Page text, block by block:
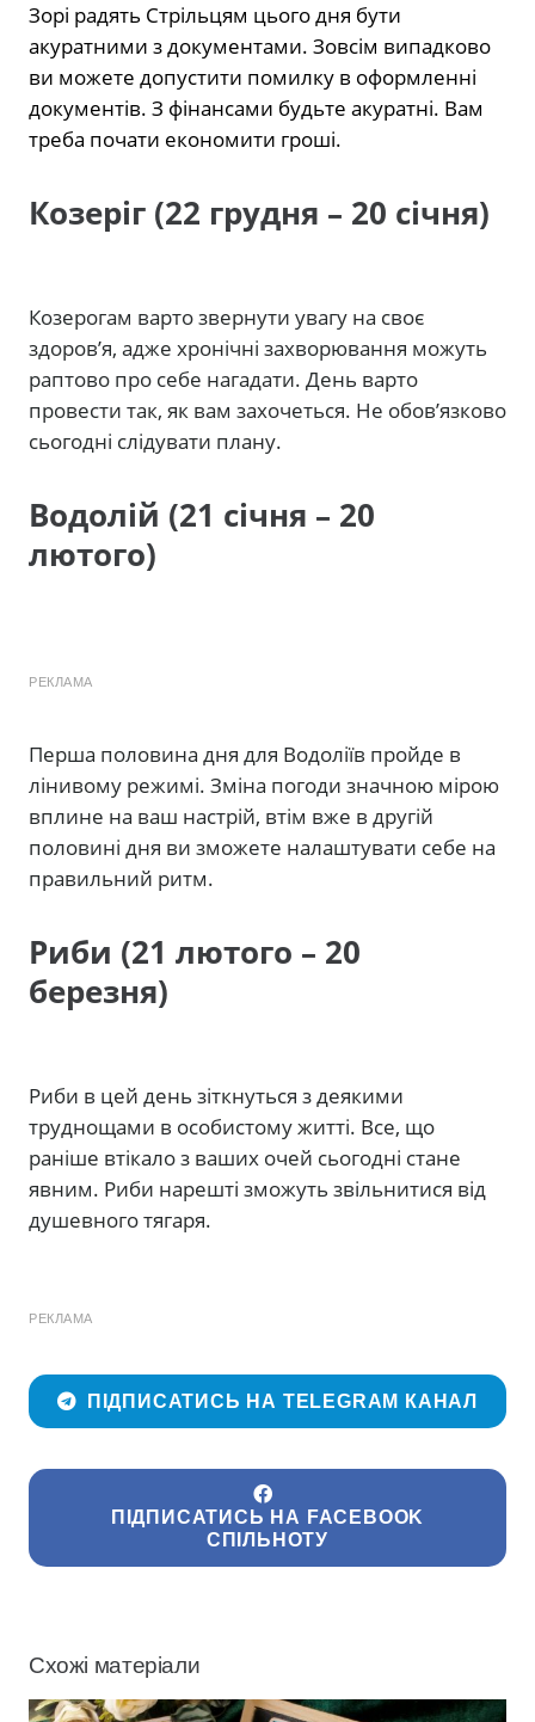
Зорі радять Стрільцям цього дня бути
акуратними з документами. Зовсім випадково
ви можете допустити помилку в оформленні
документів. З фінансами будьте акуратні. Вам
треба почати економити гроші.
Козеріг (22 грудня – 20 січня)
Козерогам варто звернути увагу на своє
здоров’я, адже хронічні захворювання можуть
раптово про себе нагадати. День варто
провести так, як вам захочеться. Не обов’язково
сьогодні слідувати плану.
Водолій (21 січня – 20
лютого)
РЕКЛАМА
Перша половина дня для Водоліїв пройде в
лінивому режимі. Зміна погоди значною мірою
вплине на ваш настрій, втім вже в другій
половині дня ви зможете налаштувати себе на
правильний ритм.
Риби (21 лютого – 20
березня)
Риби в цей день зіткнуться з деякими
труднощами в особистому житті. Все, що
раніше втікало з ваших очей сьогодні стане
явним. Риби нарешті зможуть звільнитися від
душевного тягаря.
РЕКЛАМА
ПІДПИСАТИСЬ НА TELEGRAM КАНАЛ
ПІДПИСАТИСЬ НА FACEBOOK
СПІЛЬНОТУ
Схожі матеріали